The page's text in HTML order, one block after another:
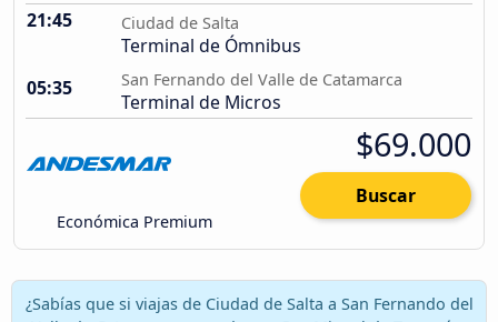
21:45 Ciudad de Salta
Terminal de Ómnibus
05:35
San Fernando del Valle de Catamarca
Terminal de Micros
Económica Premium
$69.000
Buscar
¿Sabías que si viajas de Ciudad de Salta a San Fernando del